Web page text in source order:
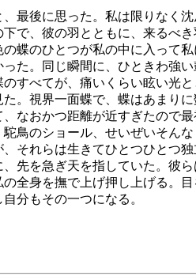
最後に思った。私は限りなく沈
で、彼の羽とともに、来るべき
蝶のひとつが私の中に入って私
た。同じ瞬間に、ひときわ強い
すべてが、痛いくらい眩い光と
た。視界一面蝶で、蝶はあまりに
なおかつ距離が近すぎたので最
鳥のショール、せいぜいそんな
それらは生きてひとつひとつ独
、先を急ぎ天を指していた。彼ら
全身を撫で上げ押し上げる。目
分もその一つになる。